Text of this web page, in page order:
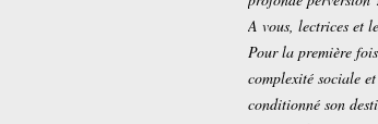
A vous, lectrices et
Pour la première
complexité sociale
conditionné son